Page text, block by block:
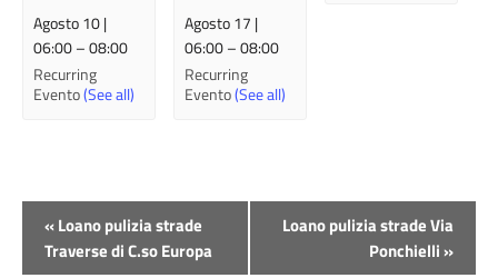
Agosto 10 |
06:00–08:00
Recurring
Evento(See all)
Agosto 17 |
06:00–08:00
Recurring
Evento(See all)
Evento
Navigazione
«Loano pulizia strade
Traverse di C.so Europa
Loano pulizia strade Via
Ponchielli»